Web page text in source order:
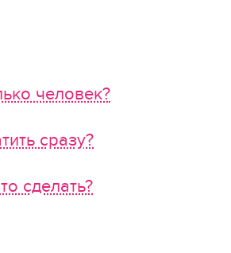
человек?
сразу?
сделать?